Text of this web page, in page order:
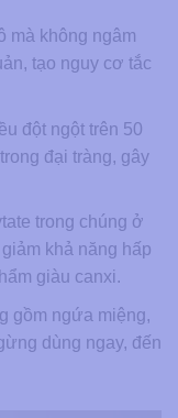
mà không ngâm
tạo nguy cơ tắc
đột ngột trên 50
đại tràng, gây
trong chúng ở
khả năng hấp
giàu canxi.
gồm ngứa miệng,
dùng ngay, đến